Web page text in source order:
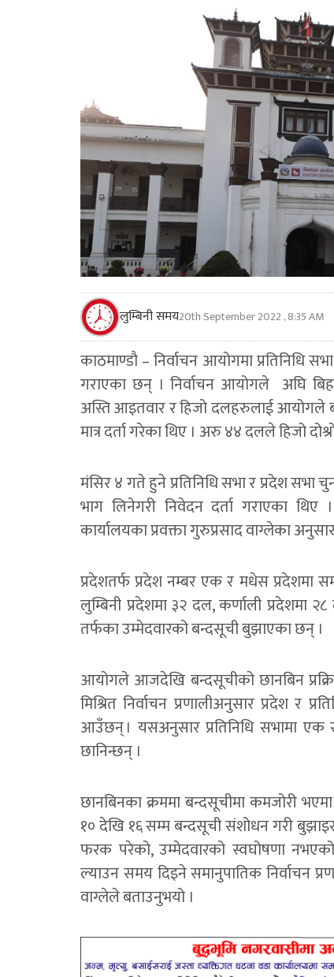
लुम्बिनी समय20th September 2022 , 8:35 AM
काठमाण्डाै – निर्वाचन आयोगमा प्रतिनिधि
गराएका छन् । निर्वाचन आयोगले अघि
अस्ति आइतवार र हिजो दलहरुलाई आयोगले
मात्र दर्ता गरेका थिए । अरु ४४ दलले हिजो
मंसिर ४ गते हुने प्रतिनिधि सभा र प्रदेश
भाग लिनेगरी निवेदन दर्ता गराएका थिए
कार्यालयका प्रवक्ता गुरुप्रसाद वाग्लेका
प्रदेशतर्फ प्रदेश नम्बर एक र मधेस प्रदेशमा
लुम्बिनी प्रदेशमा ३२ दल, कर्णाली प्रदेशमा
तर्फका उम्मेदवारको बन्दसूची बुझाएका छन् ।
आयोगले आजदेखि बन्दसूचीको छानबिन
मिश्रित निर्वाचन प्रणालीअनुसार प्रदेश र
आउँछन् । यसअनुसार प्रतिनिधि सभामा
छानिन्छन् ।
छानबिनका क्रममा बन्दसूचीमा कमजोरी
१० देखि १६ सम्म बन्दसूची संशोधन गरी
फरक परेको, उम्मेदवारको स्वघोषणा
ल्याउन समय दिइने समानुपातिक निर्वाचन
वाग्लेले बताउनुभयो ।